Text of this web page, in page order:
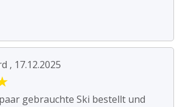
, 17.12.2025
gebrauchte Ski bestellt und